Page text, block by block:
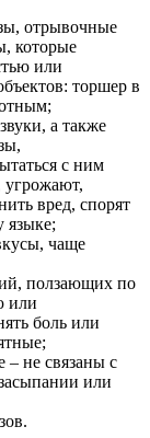
отрывочные
которые
или
торшер в
а также
с ним
угрожают,
вред, спорят
языке;
чаще
ползающих по
или
боль или
– не связаны с
или